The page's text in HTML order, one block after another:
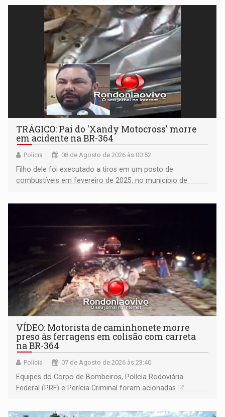
TRÁGICO: Pai do 'Xandy Motocross' morre
em acidente na BR-364
Polícia 08 de Agosto de 2026 às 00:52
Filho dele foi executado a tiros em um posto de
combustíveis em fevereiro de 2025, no município de
VÍDEO: Motorista de caminhonete morre
preso às ferragens em colisão com carreta
na BR-364
Polícia 07 de Agosto de 2026 às 23:40
Equipes do Corpo de Bombeiros, Polícia Rodoviária
Federal (PRF) e Perícia Criminal foram acionadas